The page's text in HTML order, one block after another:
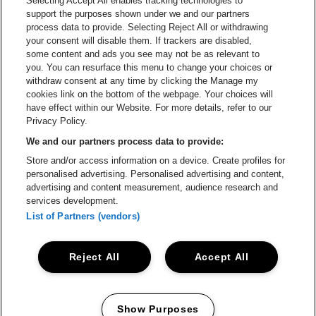
Ga naar de website van Croky
Ga naar de website van
Ga naar de website van Le Soir
Ga naar de
Ga naar de website van
Vorst Nationaal is een deel van be•at
Vorst Nationaal
Be-At Venues
Schijnpoortweg 119, 2170 Antwerpen
BTW (BE) 0461.051.688 - RPR Antwerpen
BNP Paribas Fortis - IBAN: BE93 2200 4925 0067 - BIC:
GEBABEBB
ProclaimerCookiesManage my cookiesPrivacy
support the purposes shown under we and our partners
process data to provide. Selecting Reject All or withdrawing
your consent will disable them. If trackers are disabled,
some content and ads you see may not be as relevant to
you. You can resurface this menu to change your choices or
withdraw consent at any time by clicking the Manage my
cookies link on the bottom of the webpage. Your choices will
have effect within our Website. For more details, refer to our
Privacy Policy.
We and our partners process data to provide:
Store and/or access information on a device. Create profiles for
personalised advertising. Personalised advertising and content,
advertising and content measurement, audience research and
services development.
List of Partners (vendors)
Accept All
Reject All
Show Purposes